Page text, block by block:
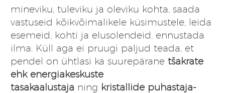
mineviku, tuleviku ja oleviku kohta, saada
vastuseid kõikvõimalikele küsimustele, leida
esemeid, kohti ja elusolendeid, ennustada
ilma. Küll aga ei pruugi paljud teada, et
pendel on ühtlasi ka suurepärane tšakrate
ehk energiakeskuste
tasakaalustaja ning kristallide puhastaja-